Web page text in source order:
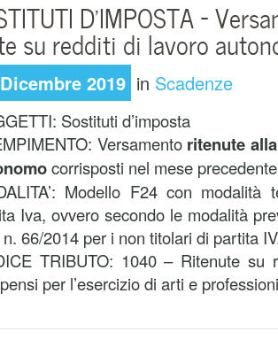
D’IMPOSTA –
su redditi di lavoro
2019 in Scadenze
Sostituti d’imposta
Versamento ritenute
corrisposti nel mese precedente
Modello F24 con
Iva, ovvero secondo le modalità
66/2014 per i non titolari di partita
TRIBUTO: 1040 – Ritenute su
per l’esercizio di arti e professioni